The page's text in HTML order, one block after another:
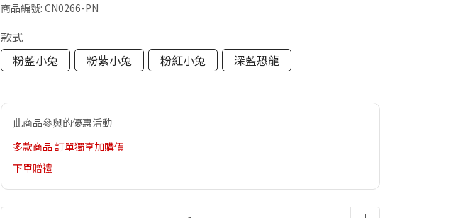
商品編號: CN0266-PN
款式
粉藍小兔
粉紫小兔 粉紅小兔 深藍恐龍
此商品參與的優惠活動
多款商品 訂單獨享加購價
下單贈禮